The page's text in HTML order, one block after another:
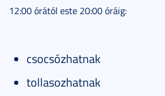
12:00 órától este 20:00 óráig:
csocsózhatnak
tollasozhatnak